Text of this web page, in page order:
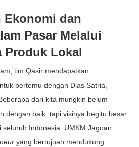
Ekonomi dan
Pasar Melalui
Produk Lokal
tim Qasir mendapatkan
bertemu dengan Dias Satria,
dari kita mungkin belum
dengan baik, tapi visinya begitu besar
seluruh Indonesia. UMKM Jagoan
yang bertujuan mendukung